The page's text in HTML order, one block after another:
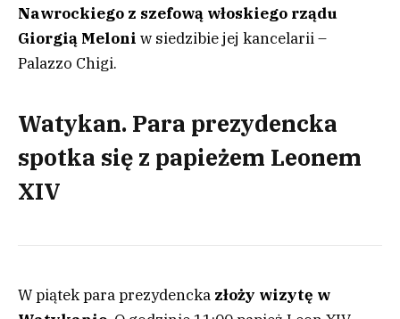
Nawrockiego z szefową włoskiego rządu
Giorgią Meloni w siedzibie jej kancelarii –
Palazzo Chigi.
Watykan. Para prezydencka
spotka się z papieżem Leonem
XIV
W piątek para prezydencka złoży wizytę w